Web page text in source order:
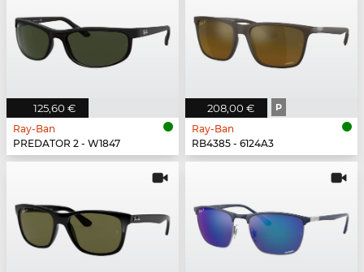
125,60 €
Ray-Ban
PREDATOR 2 - W1847
208,00 € P
Ray-Ban
RB4385 - 6124A3